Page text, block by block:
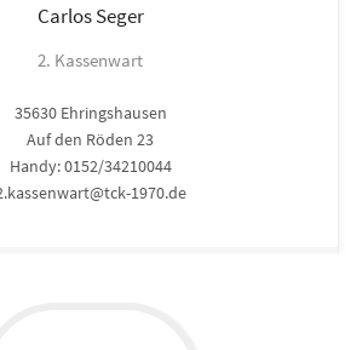
CarlosSeger
2. Kassenwart
35630 Ehringshausen
Auf den Röden 23
Handy: 0152/34210044
1970.de